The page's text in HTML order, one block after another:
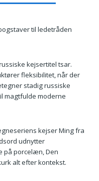
til ledetråden
kejsertitel tsar.
fleksibilitet, når der
stadig russiske
magtfulde moderne
kejser Ming fra
udnytter
på porcelæn, Den
alt efter kontekst.